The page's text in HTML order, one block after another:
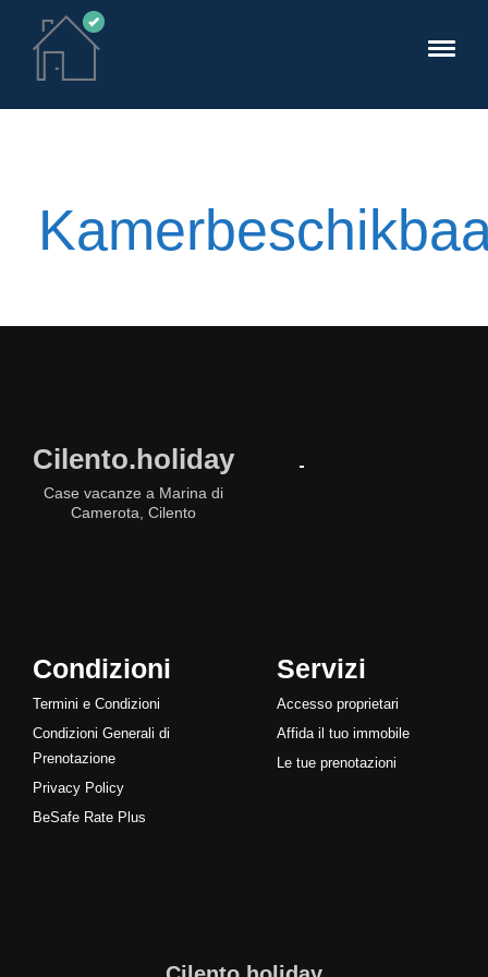
Cilento.holiday
Case vacanze a Marina di
Camerota, Cilento
Condizioni
Termini e Condizioni
Condizioni Generali di
Prenotazione
Privacy Policy
BeSafe Rate Plus
Servizi
Accesso proprietari
Affida il tuo immobile
Le tue prenotazioni